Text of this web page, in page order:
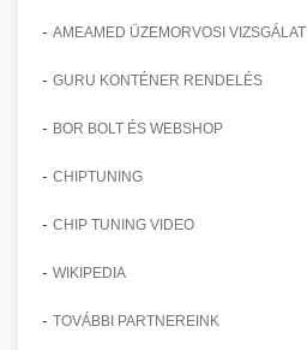
- AMEAMED ÜZEMORVOSI VIZSGÁLAT
- GURU KONTÉNER RENDELÉS
- BOR BOLT ÉS WEBSHOP
- CHIPTUNING
- CHIP TUNING VIDEO
- WIKIPEDIA
- TOVÁBBI PARTNEREINK